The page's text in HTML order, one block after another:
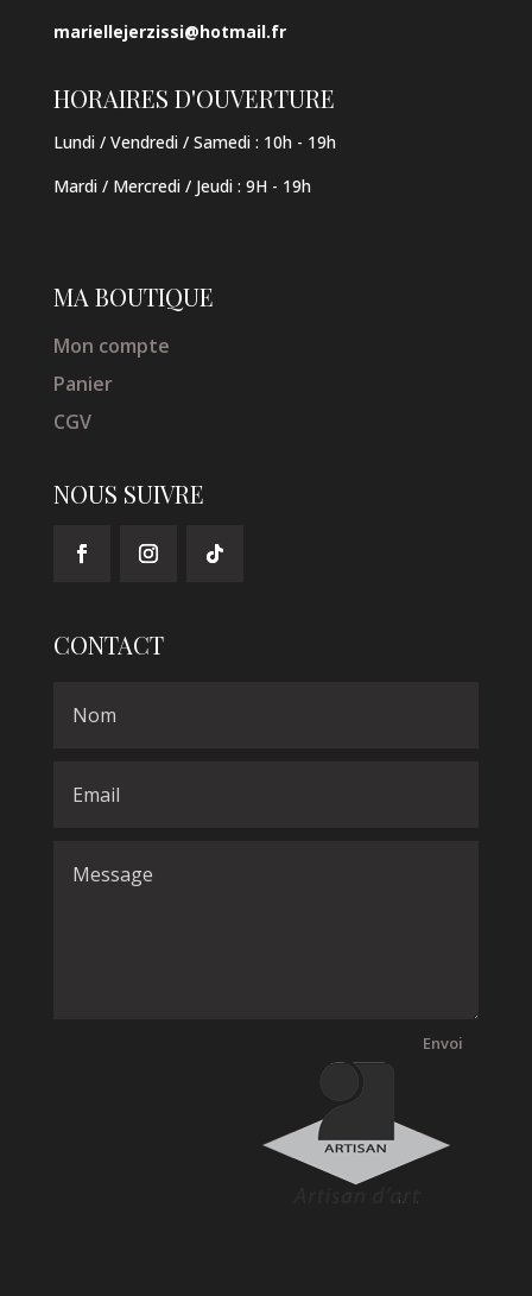
mariellejerzissi@hotmail.fr
HORAIRES D'OUVERTURE
Lundi / Vendredi / Samedi : 10h - 19h
Mardi / Mercredi / Jeudi : 9H - 19h
MA BOUTIQUE
Mon compte
Panier
CGV
NOUS SUIVRE
CONTACT
Envoi